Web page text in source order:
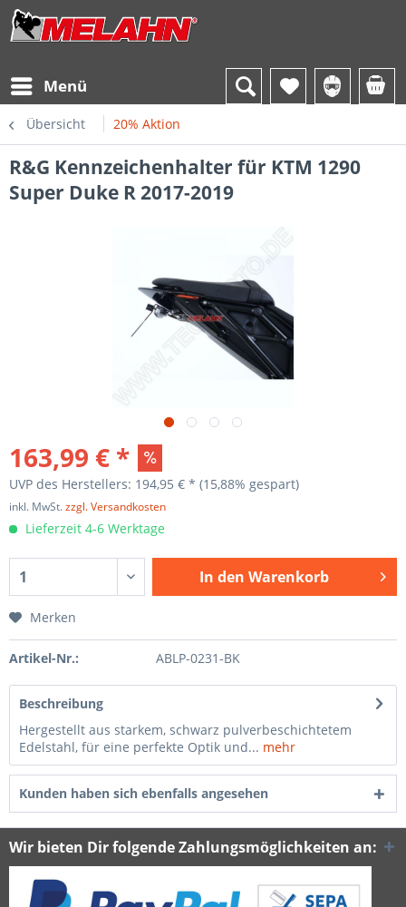
Menü
Übersicht 20% Aktion
R&G Kennzeichenhalter für KTM 1290
Super Duke R 2017-2019
163,99 € *
UVP des Herstellers: 194,95 € * (15,88% gespart)
inkl. MwSt.zzgl. Versandkosten
Lieferzeit 4-6 Werktage
In den Warenkorb
Merken
Artikel-Nr.: ABLP-0231-BK
Beschreibung
Hergestellt aus starkem, schwarz pulverbeschichtetem
Edelstahl, für eine perfekte Optik und... mehr
Kunden haben sich ebenfalls angesehen
Wir bieten Dir folgende Zahlungsmöglichkeiten an: